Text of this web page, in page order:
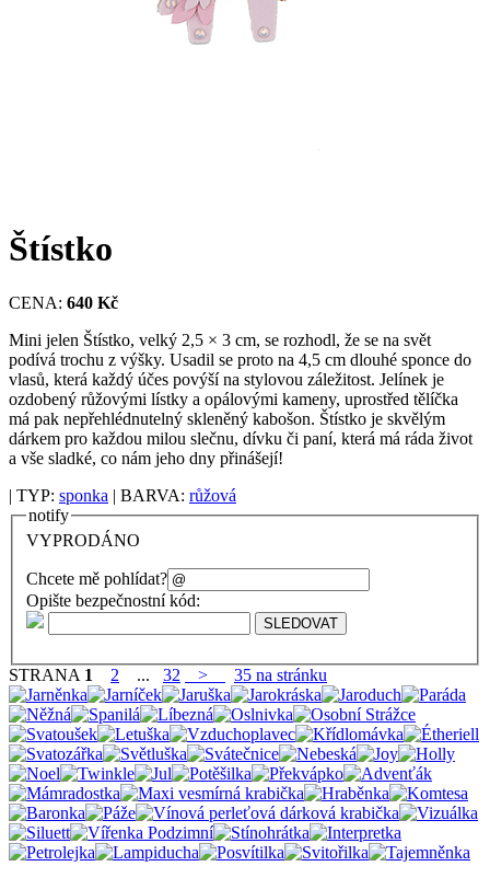
Štístko
CENA: 640 Kč
Mini jelen Štístko, velký 2,5 × 3 cm, se rozhodl, že se na svět
podívá trochu z výšky. Usadil se proto na 4,5 cm dlouhé sponce do
vlasů, která každý účes povýší na stylovou záležitost. Jelínek je
ozdobený růžovými lístky a opálovými kameny, uprostřed tělíčka
má pak nepřehlédnutelný skleněný kabošon. Štístko je skvělým
dárkem pro každou milou slečnu, dívku či paní, která má ráda život
a vše sladké, co nám jeho dny přinášejí!
| TYP: sponka | BARVA: růžová
notify
VYPRODÁNO
Chcete mě pohlídat?
Opište bezpečnostní kód:
STRANA 1 2 ... 32 > 35 na stránku